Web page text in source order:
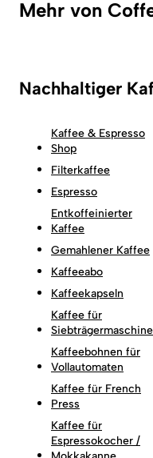
Mehr von
Nachhaltiger
Kaffee & Espresso
Shop
Filterkaffee
Espresso
Entkoffeinierter
Kaffee
Gemahlener Kaffee
Kaffeeabo
Kaffeekapseln
Kaffee für
Kaffeebohnen für
Vollautomaten
Kaffee für French
Press
Kaffee für
Espressokocher /